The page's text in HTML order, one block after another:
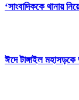
‘সাংবাদিককে থানায়
ঈদে টাঙ্গাইল